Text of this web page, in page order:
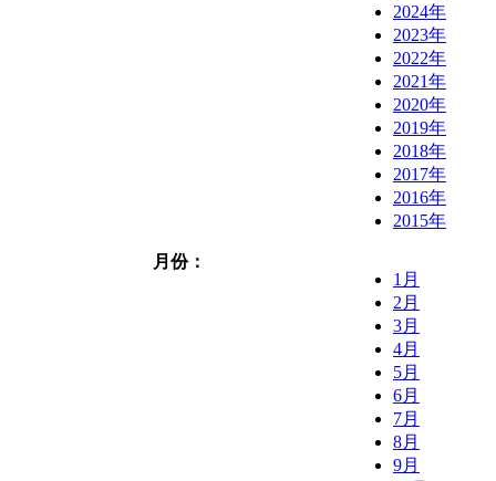
2024年
2023年
2022年
2021年
2020年
2019年
2018年
2017年
2016年
2015年
月份：
1月
2月
3月
4月
5月
6月
7月
8月
9月